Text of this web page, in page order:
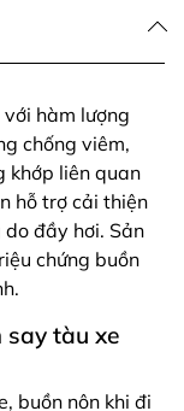
hàm lượng
chống viêm,
khớp liên quan
hỗ trợ cải thiện
đầy hơi. Sản
chứng buồn
say tàu xe
buồn nôn khi đi